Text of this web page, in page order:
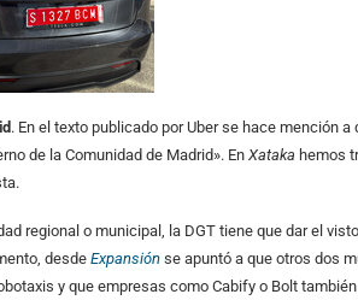
. En el texto publicado por Uber se hace mención
de la Comunidad de Madrid». En Xataka hemos
regional o municipal, la DGT tiene que dar el
desde Expansión se apuntó a que otros dos
y que empresas como Cabify o Bolt